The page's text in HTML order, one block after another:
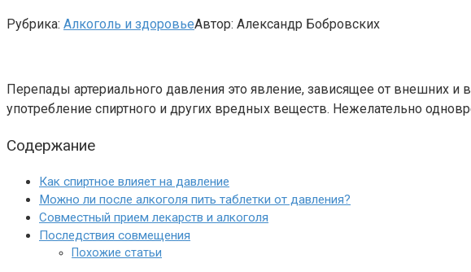
Рубрика: Алкоголь и здоровьеАвтор: Александр Бобровских
Перепады артериального давления это явление, зависящее от внешних
употребление спиртного и других вредных веществ. Нежелательно
Содержание
Как спиртное влияет на давление
Можно ли после алкоголя пить таблетки от давления?
Совместный прием лекарств и алкоголя
Последствия совмещения
Похожие статьи